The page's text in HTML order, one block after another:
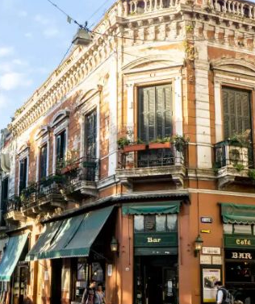
Povodom prve godišnjice Majske revolucije,
), prvi i danas najstariji nacionalni
okružen s nekoliko značajnih zdanja, kao
, sedište predsednika Argentine), centralna
Aires
, i sedište Nacionalne banke Argentine.
de las Luces,nekadašnji kolonijalni centar i
de San Ignacio de Loyola ), najstarija crkva
skupštinaCongreso de la Nacion
po generalu Huanu Lavalu, heroju u Ratu
(Teatro Colon), Palatu pravde (Palacio de
(Plaza de la Republica), gde se nalazi Obelisk
400-godišnjice osnivanja grada.Tokom
kulture, Palate Barolo (Palacio Barolo),
stilu, u kojoj je 1894. godine smešten
pristaništa i zaliva Rio de la Plata, gde
cenom nekretnina u prestonici, nalaze
La Boca), gde se nalazi i stadion fudbalskog kluba